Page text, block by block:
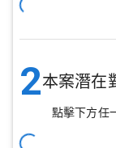
2本案潛在
點擊下方任